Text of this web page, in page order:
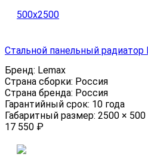
Стальной панельный радиатор
Бренд: Lemax
Страна сборки: Россия
Страна бренда: Россия
Гарантийный срок: 10 года
Габаритный размер: 2500 ×
17 550 ₽